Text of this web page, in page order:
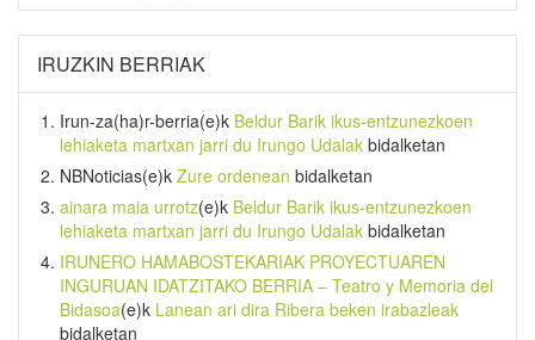
IRUZKIN BERRIAK
Irun-za(ha)r-berria(e)k Beldur Barik ikus-entzunezkoen
lehiaketa martxan jarri du Irungo Udalak bidalketan
NBNoticias(e)k Zure ordenean bidalketan
ainara maia urrotz(e)k Beldur Barik ikus-entzunezkoen
lehiaketa martxan jarri du Irungo Udalak bidalketan
IRUNERO HAMABOSTEKARIAK PROYECTUAREN
INGURUAN IDATZITAKO BERRIA – Teatro y Memoria del
Bidasoa(e)k Lanean ari dira Ribera beken irabazleak
bidalketan